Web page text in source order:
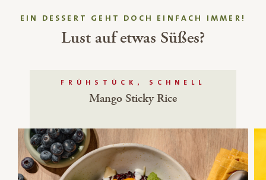
EIN DESSERT GEHT DOCH EINFACH IMMER!
Lust auf etwas Süßes?
FRÜHSTÜCK, SCHNELL
Mango Sticky Rice